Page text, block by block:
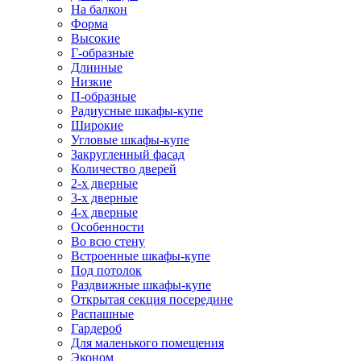
На балкон
Форма
Высокие
Г-образные
Длинные
Низкие
П-образные
Радиусные шкафы-купе
Широкие
Угловые шкафы-купе
Закругленный фасад
Количество дверей
2-х дверные
3-х дверные
4-х дверные
Особенности
Во всю стену
Встроенные шкафы-купе
Под потолок
Раздвижные шкафы-купе
Открытая секция посередине
Распашные
Гардероб
Для маленького помещения
Эконом